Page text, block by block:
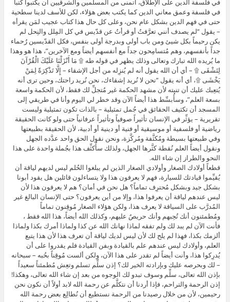
في فلسفة الدين على الإطلاق، أتمنى من المسلمين والشرقيين أن يكتبوا كتباً
في فلسفة وعمق معاني الدين كما يكتب بعض هؤلاء، لكن للأسف لدينا سطحية
حتى في فهم الدين بشكل عام نحن، وعلى كل حال هذا كتاب عجيب لمَن يقرأه
– يقول “لم يصدف أنني تعرَّفتُ أو قرأتُ عن قدّيس في كل المِلل والنِحل لم
يكن رحيماً بكل شيئ ومن باب أولى وبدرجة أولى بنفس، فكل القدّيسين رُحماء
جداً بأنفسهم، وهم مُتسامِحون جداً مع أنفسهم أيضاً ومع الآخرين”، هذا هو وهذا
ما يُريده الله تبارك وتعالى وذلك يظهر في قوله طه ۩ مَا أَنْزَلْنَا عَلَيْكَ الْقُرْآنَ
لِتَشْقَى ۩ – أي أن الله يقول أنه لم يُنزِله من أجل الإشقاء – إِلَّا تَذْكِرَةً لِمَنْ
يَخْشَى ۩، أي أنه يقول “نحن لا نُريد إشقاءك، نحن نُريد راحتك، وحين ترى أنه
يُتعِبك عليك أن تنبته لأن مشهد الحكمة غير مُتجلِّ لك فقط، لأن الحكمة واسعة
بسعة العلم”، وسأُبسِّط هذا أيضاً الآن وقد خطر لي اليوم وأنا في طريقي إلى
المسجد أن تكثيف الحقائق في جُمل تمثيلية – بالذات تكون تمثيلية وليست
تقريرية – يؤثِّر في الإنسان تأثيراً صوفياً وتأثيراً عرفانياً حتى ولو كانت الحقيقة
رياضية أو فلسفية أو موسيقية أو فنية أو دينية أو أدبية، لأن الحقيقة بطبيعتها
وفي طبيعتها بسيطة ومُكثَّفة ومُركَّزة، ونحن نقول الحق واحد عدَّده الجهل
ونقول أيضاً العلم نُقطة كثَّرها الجهل، ولذلك سأُكثِّف هذا بجُملة واحدة على هذا
النحو والطراز إن شاء الله.
قطعاً أولادك الصغار وأولادي الصغار الذين لم يبلغوا الحُلم ليس لديهم لياقة أن
يُقيِّموا قيادتك للسيارة، فهم لا يعرفون هذا ولا يتساءلون قائلين هل يقود أبونا
بشكل جيد وبشكل مُحترِف تماماً؟ هل نحن في أمان؟ هم لا يعرفون هذا لأن
ليس عندهم لياقة أن يعرفوا هذا، وإلا من أين يعرفون؟ حتى الإنسان البالغ غير
المُدرَّب على السياقة لا يعرف هذا، ولكن هؤلاء الصغار مُوقِنون تماماً
ومُطمئنون أنك تُحِبهم وأنك حريصٌ عليهم، وكذلك الله أيضاً، هذا الله فقط ،
فأنت الآن لم يبد لك ولم تفقه لماذا نهانك الله عن كذا ولماذا أمرك بكذا ولماذا
ألزمك بكذا، فهذا لم يلح لك لأن ليس لديك لياقة أن تعرف هذا لأن هذا يتبع
العلم، وأولادك ليس عندهم علم بالقيادة وبفن القيادة فلم يقدروا على أن
يُدرِكوا هذا، وأنت أيضاً لم تقدر على هذا الآن، ولكن ألست مُوقِناً بحُبه – سبحانه
– لك وبحرصه عليك وبإرادته الخير لك؟ إذن سلِّم تسلم وتعِش مُطمئناً سعيداً
بإذن الله تعالى، سلِّم وسوف تبدو لك الوجوه من بعد إن شاء الله تعالى، وهكذا!
إذن الرحمة والتراحم، فإذا أردنا أن نتكلَّم عن رحمة الله لابد أولاً أن نكون نحن
رحيمين، لأن من خلال رصيدنا من الرحمة نستطيع أن نُطالِع بعض رحمة الله